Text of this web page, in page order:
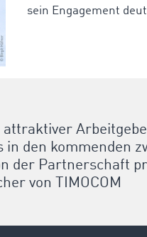
sein Engagement
den kommenden
der Partnerschaft
von TIMOCOM